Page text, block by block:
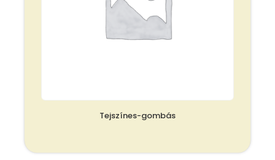
Tejszínes-gombás